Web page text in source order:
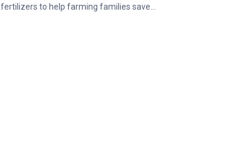
fertilizers to help farming families save